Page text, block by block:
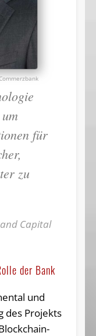
für
zu
Capital
der Bank
und
des Projekts